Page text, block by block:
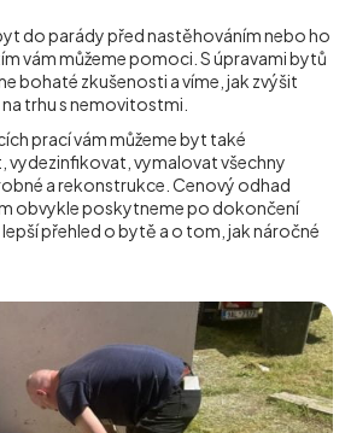
do parády před nastěhováním nebo ho
vám můžeme pomoci. S úpravami bytů
bohaté zkušenosti a víme, jak zvýšit
trhu s nemovitostmi.
prací vám můžeme byt také
vymalovat všechny
a rekonstrukce. Cenový odhad
obvykle poskytneme po dokončení
přehled o bytě a o tom, jak náročné